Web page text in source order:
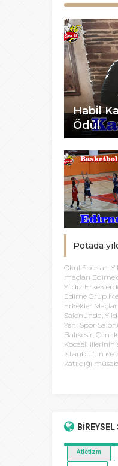
Habil
Ödül
Potada
Okul Sporları
maçları
Yıldız
Edirne Grup
Erkekler
Salonunda,
Yeni Spor
Balıkesir,
Kocaeli illerinin
İstanbul’un ise
katıldığı
BİREYSEL
Atletizm